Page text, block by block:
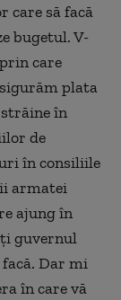
care să facă
bugetul. V-
care
plata
în
de
în consiliile
armatei
ajung în
guvernul
Dar mi
în care vă